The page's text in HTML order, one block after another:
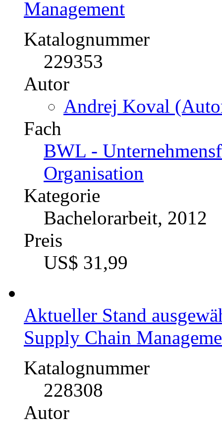
Management
Katalognummer
229353
Autor
Andrej Koval
Fach
BWL -
Organisation
Kategorie
Bachelorarbeit, 2012
Preis
US$ 31,99
Aktueller Stand
Supply Chain
Katalognummer
228308
Autor